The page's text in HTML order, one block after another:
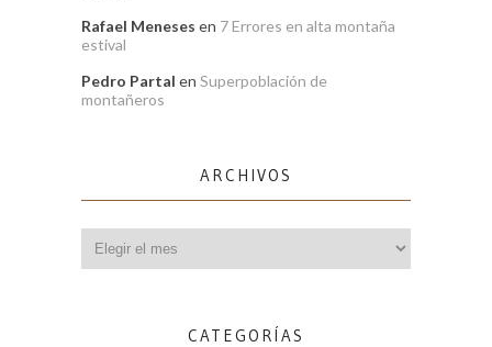
Rafael Meneses en 7 Errores en alta montaña
estival
Pedro Partal en Superpoblación de
montañeros
ARCHIVOS
CATEGORÍAS